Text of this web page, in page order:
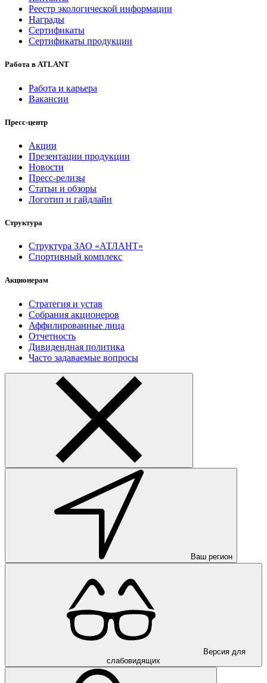
Реестр экологической информации
Награды
Сертификаты
Сертификаты продукции
Работа в ATLANT
Работа и карьера
Вакансии
Пресс-центр
Акции
Презентации продукции
Новости
Пресс-релизы
Статьи и обзоры
Логотип и гайдлайн
Структура
Структура ЗАО «АТЛАНТ»
Спортивный комплекс
Акционерам
Стратегия и устав
Собрания акционеров
Аффилированные лица
Отчетность
Дивидендная политика
Часто задаваемые вопросы
Ваш регион
Версия для
слабовидящих